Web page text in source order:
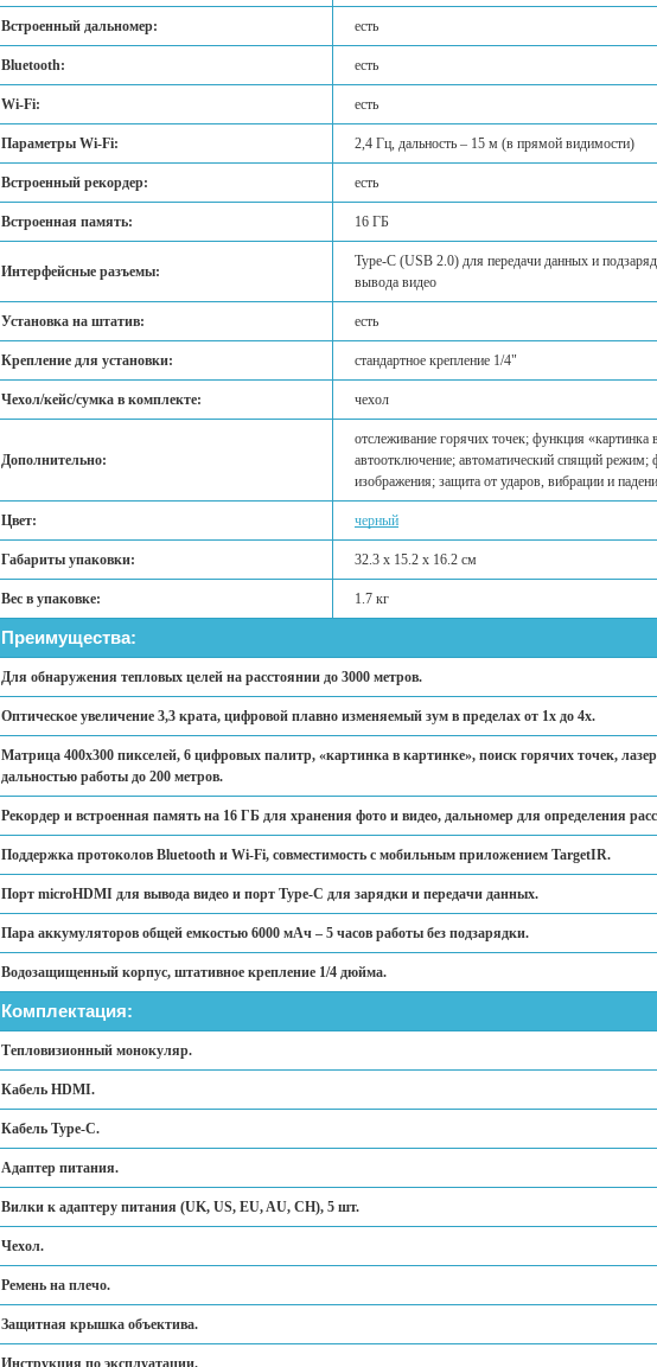
Встроенный дальномер: есть
Bluetooth: есть
Wi-Fi: есть
Параметры Wi-Fi: 2,4 Гц, дальность – 15 м (в прямой видимости)
Встроенный рекордер: есть
Встроенная память: 16 ГБ
Интерфейсные разъемы:
Type-C (USB 2.0) для передачи данных и
вывода видео
Установка на штатив: есть
Крепление для установки: стандартное крепление 1/4"
Чехол/кейс/сумка в комплекте: чехол
Дополнительно:
отслеживание горячих точек; функция «картинка
автоотключение; автоматический спящий режим;
изображения; защита от ударов, вибрации и
Цвет: черный
Габариты упаковки: 32.3 x 15.2 x 16.2 см
Вес в упаковке: 1.7 кг
Преимущества:
Для обнаружения тепловых целей на расстоянии до 3000 метров.
Оптическое увеличение 3,3 крата, цифровой плавно изменяемый зум в пределах от 1х до 4х.
Матрица 400x300 пикселей, 6 цифровых палитр, «картинка в картинке», поиск горячих точек,
дальностью работы до 200 метров.
Рекордер и встроенная память на 16 ГБ для хранения фото и видео, дальномер для определения
Поддержка протоколов Bluetooth и Wi-Fi, совместимость с мобильным приложением TargetIR.
Порт microHDMI для вывода видео и порт Type-C для зарядки и передачи данных.
Пара аккумуляторов общей емкостью 6000 мАч – 5 часов работы без подзарядки.
Водозащищенный корпус, штативное крепление 1/4 дюйма.
Комплектация:
Тепловизионный монокуляр.
Кабель HDMI.
Кабель Type-C.
Адаптер питания.
Вилки к адаптеру питания (UK, US, EU, AU, CH), 5 шт.
Чехол.
Ремень на плечо.
Защитная крышка объектива.
Инструкция по эксплуатации.